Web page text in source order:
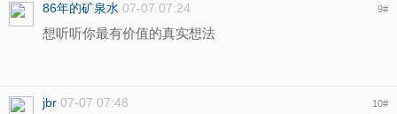
86年的矿泉水 07-07 07:24 9#
想听听你最有价值的真实想法
jbr 07-07 07:48 10#